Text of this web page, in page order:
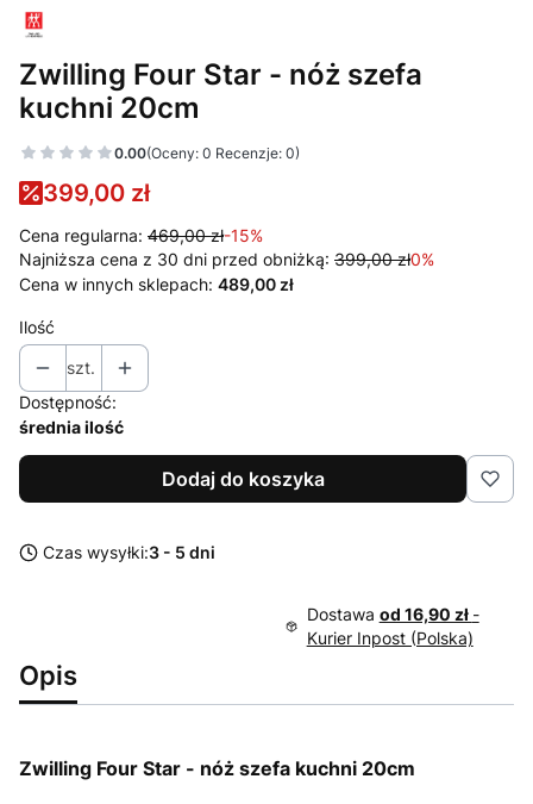
Zwilling Four Star - nóż szefa
kuchni 20cm
0.00(Oceny: 0 Recenzje: 0)
399,00 zł
Cena regularna: 469,00 zł-15%
Najniższa cena z 30 dni przed obniżką: 399,00 zł0%
Cena w innych sklepach: 489,00 zł
Ilość
szt.
Dostępność:
średnia ilość
Dodaj do koszyka
Czas wysyłki:3 - 5 dni
Dostawa od 16,90 zł -
Kurier Inpost (Polska)
Opis
Zwilling Four Star - nóż szefa kuchni 20cm